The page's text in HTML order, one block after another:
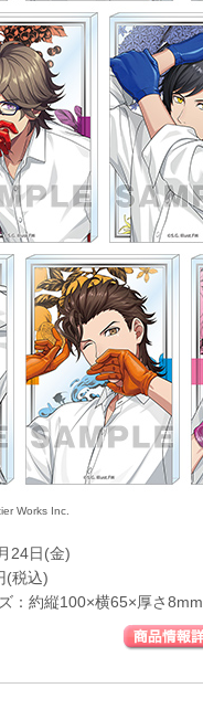
Works Inc.
24日(金)
(税込)
：約縦100×横65×厚さ8mm